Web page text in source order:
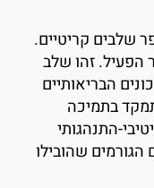
קריטיים.
זהו שלב
הבריאותיים
בתמיכה
התנהגותי
שהובילו